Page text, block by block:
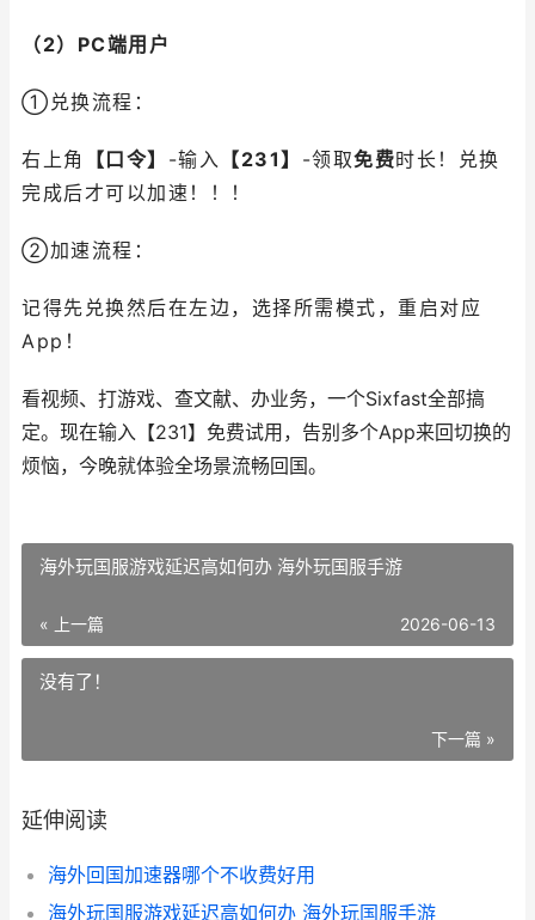
（2）PC端用户
①兑换流程：
右上角 【口令】 -输入 【231】 -领取免费时长！兑换
完成后才可以加速！！！
②加速流程：
记得先兑换然后在左边，选择所需模式，重启对应
App！
看视频、打游戏、查文献、办业务，一个Sixfast全部搞
定。现在输入【231】免费试用，告别多个App来回切换的
烦恼，今晚就体验全场景流畅回国。
海外玩国服游戏延迟高如何办 海外玩国服手游
« 上一篇 2026-06-13
没有了！
下一篇 »
延伸阅读
海外回国加速器哪个不收费好用
海外玩国服游戏延迟高如何办 海外玩国服手游